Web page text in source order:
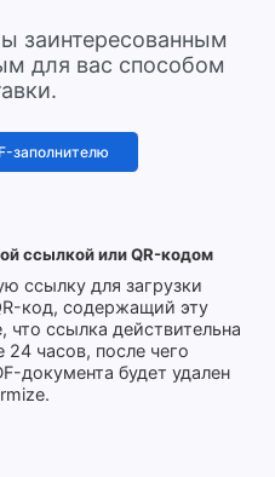
заинтересованным
для вас способом
заполнителю
ссылкой или QR-кодом
ссылку для загрузки
код, содержащий эту
что ссылка действительна
24 часов, после чего
документа будет удален